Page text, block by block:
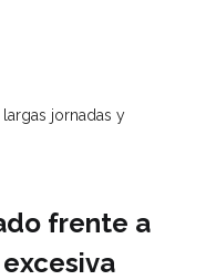
jornadas y
frente a